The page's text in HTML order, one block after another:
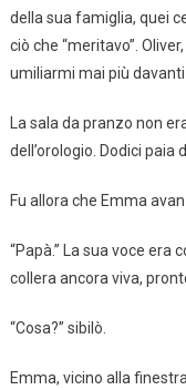
della sua famiglia, quei
ciò che “meritavo”.
umiliarmi mai più
La sala da pranzo non
dell’orologio. Dodici paia
Fu allora che Emma
“Papà.” La sua voce era
collera ancora viva,
“Cosa?” sibilò.
Emma, vicino alla